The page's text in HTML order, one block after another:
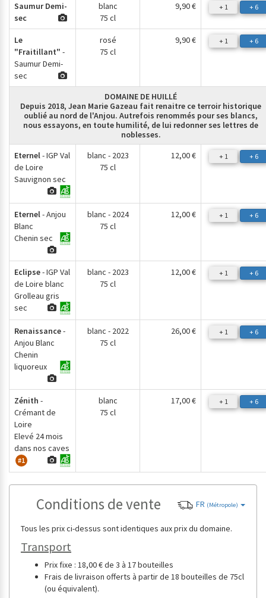
Saumur Demi-
sec
blanc
75 cl
9,90 € + 1 + 6
Le
"Fraitillant" -
Saumur Demi-
sec
rosé
75 cl
9,90 € + 1 + 6
DOMAINE DE HUILLÉ
Depuis 2018, Jean Marie Gazeau fait renaitre ce terroir historique
oublié au nord de l'Anjou. Autrefois renommés pour ses blancs,
nous essayons, en toute humilité, de lui redonner ses lettres de
noblesses.
Eternel- IGP Val
de Loire
Sauvignon sec
blanc - 2023
75 cl
12,00 € + 1 + 6
Eternel- Anjou
Blanc
Chenin sec
blanc - 2024
75 cl
12,00 € + 1 + 6
Eclipse- IGP Val
de Loire blanc
Grolleau gris
sec
blanc - 2023
75 cl
12,00 € + 1 + 6
Renaissance-
Anjou Blanc
Chenin
liquoreux
blanc - 2022
75 cl
26,00 € + 1 + 6
Zénith -
Crémant de
Loire
Elevé 24 mois
dans nos caves
#1
blanc
75 cl
17,00 € + 1 + 6
FR (Métropole)
Conditions de vente
Tous les prix ci-dessus sont identiques aux prix du domaine.
Transport
Prix fixe : 18,00 € de 3 à 17 bouteilles
Frais de livraison offerts à partir de 18 bouteilles de 75cl
(ou équivalent).